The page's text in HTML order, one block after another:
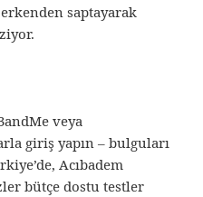
saptayarak
veya
giriş yapın – bulguları
Acıbadem
bütçe dostu testler